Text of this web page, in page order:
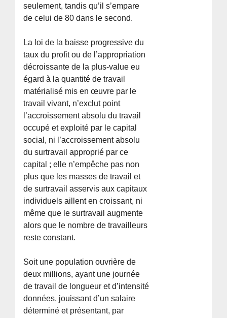
seulement, tandis qu’il s’empare
de celui de 80 dans le second.
La loi de la baisse progressive du
taux du profit ou de l’appropriation
décroissante de la plus-value eu
égard à la quantité de travail
matérialisé mis en œuvre par le
travail vivant, n’exclut point
l’accroissement absolu du travail
occupé et exploité par le capital
social, ni l’accroissement absolu
du surtravail approprié par ce
capital ; elle n’empêche pas non
plus que les masses de travail et
de surtravail asservis aux capitaux
individuels aillent en croissant, ni
même que le surtravail augmente
alors que le nombre de travailleurs
reste constant.
Soit une population ouvrière de
deux millions, ayant une journée
de travail de longueur et d’intensité
données, jouissant d’un salaire
déterminé et présentant, par